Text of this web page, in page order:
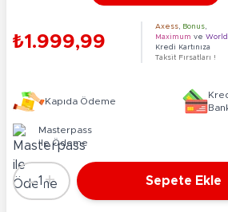
₺1.999,99
Axess Bonus
Maximum ve World
Kredi Kartınıza
Taksit Fırsatları !
Kapıda Ödeme
Masterpass
ile Ödeme
Adet
-1 + Sepete Ekle